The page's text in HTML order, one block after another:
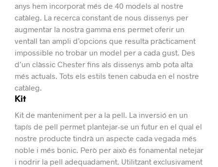
anys hem incorporat més de 40 models al nostre
catàleg. La recerca constant de nous dissenys per
augmentar la nostra gamma ens permet oferir un
ventall tan ampli d’opcions que resulta pràcticament
impossible no trobar un model per a cada gust. Des
d’un clàssic Chester fins als dissenys amb pota alta
més actuals. Tots els estils tenen cabuda en el nostre
catàleg.
Kit
Kit de manteniment per a la pell. La inversió en un
tapís de pell permet plantejar-se un futur en el qual el
nostre producte tindrà un aspecte cada vegada més
noble i més bonic. Però per això és fonamental netejar
i nodrir la pell adequadament. Utilitzant exclusivament